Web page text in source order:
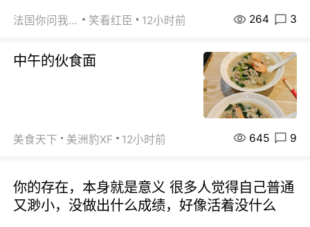
法国你问我答 笑看红臣 12小时前 264 3
中午的伙食面
美食天下 美洲豹XF 12小时前 645 9
你的存在，本身就是意义 很多人觉得自己普通
又渺小，没做出什么成绩，好像活着没什么